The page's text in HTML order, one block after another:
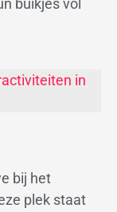
buikjes vol
in
bij het
plek staat